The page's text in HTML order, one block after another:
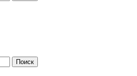
Поиск